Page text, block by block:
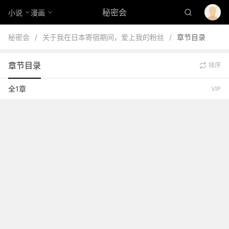
小说 漫画 秘密会
秘密会 / 关于我在日本寄宿期间，爱上我的粉丝 / 章节目录
章节目录 排序
全1章 VIP